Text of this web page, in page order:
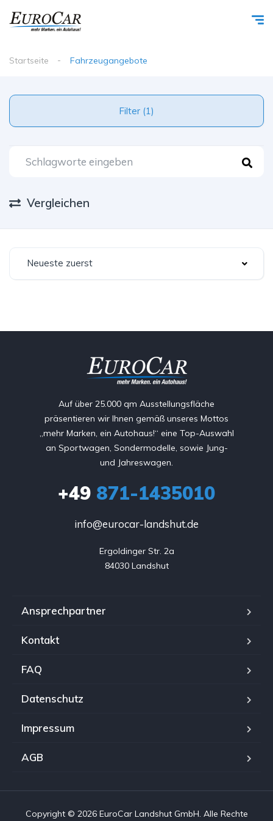
Startseite Fahrzeugangebote
Filter (1)
Vergleichen
Neueste zuerst
Auf über 25.000 qm Ausstellungsfläche
präsentieren wir Ihnen gemäß unseres Mottos
„mehr Marken, ein Autohaus!“ eine Top-Auswahl
an Sportwagen, Sondermodelle, sowie Jung-
und Jahreswagen.
+49 871-1435010
info@eurocar-landshut.de
Ergoldinger Str. 2a
84030 Landshut
Ansprechpartner
Kontakt
FAQ
Datenschutz
Impressum
AGB
Copyright © 2026 EuroCar Landshut GmbH. Alle Rechte